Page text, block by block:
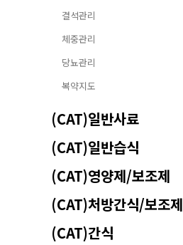
결석관리
체중관리
당뇨관리
복약지도
(CAT)일반사료
(CAT)일반습식
(CAT)영양제/보조제
(CAT)처방간식/보조제
(CAT)간식